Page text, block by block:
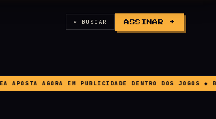
⌕ BUSCAR ASSINAR +
AGORA EM PUBLICIDADE DENTRO DOS